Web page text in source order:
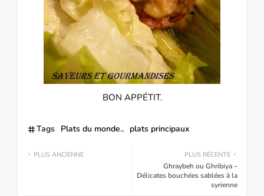
BON APPÉTIT.
Tags Plats du monde. plats principaux
PLUS RÉCENTE
Ghraybeh ou Ghribiya –
Délicates bouchées sablées à la
syrienne
PLUS ANCIENNE